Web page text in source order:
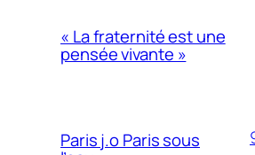
« La fraternité est une
pensée vivante »
Paris j.o Paris sous